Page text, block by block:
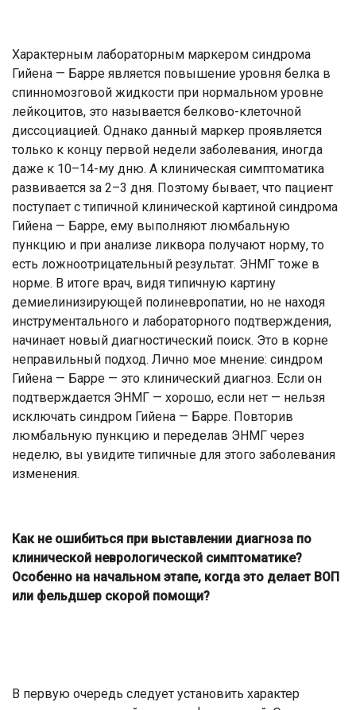
Характерным лабораторным маркером синдрома
Гийена — Барре является повышение уровня белка в
спинномозговой жидкости при нормальном уровне
лейкоцитов, это называется белково-клеточной
диссоциацией. Однако данный маркер проявляется
только к концу первой недели заболевания, иногда
даже к 10–14-му дню. А клиническая симптоматика
развивается за 2–3 дня. Поэтому бывает, что пациент
поступает с типичной клинической картиной синдрома
Гийена — Барре, ему выполняют люмбальную
пункцию и при анализе ликвора получают норму, то
есть ложноотрицательный результат. ЭНМГ тоже в
норме. В итоге врач, видя типичную картину
демиелинизирующей полиневропатии, но не находя
инструментального и лабораторного подтверждения,
начинает новый диагностический поиск. Это в корне
неправильный подход. Лично мое мнение: синдром
Гийена — Барре — это клинический диагноз. Если он
подтверждается ЭНМГ — хорошо, если нет — нельзя
исключать синдром Гийена — Барре. Повторив
люмбальную пункцию и переделав ЭНМГ через
неделю, вы увидите типичные для этого заболевания
изменения.
Как не ошибиться при выставлении диагноза по
клинической неврологической симптоматике?
Особенно на начальном этапе, когда это делает ВОП
или фельдшер скорой помощи?
В первую очередь следует установить характер